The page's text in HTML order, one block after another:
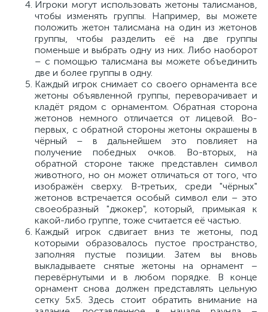
Игроки могут использовать жетоны талисманов,
чтобы изменять группы. Например, вы можете
положить жетон талисмана на один из жетонов
группы, чтобы разделить её на две группы
поменьше и выбрать одну из них. Либо наоборот
– с помощью талисмана вы можете объединить
две и более группы в одну.
Каждый игрок снимает со своего орнамента все
жетоны объявленной группы, переворачивает и
кладёт рядом с орнаментом. Обратная сторона
жетонов немного отличается от лицевой. Во-
первых, с обратной стороны жетоны окрашены в
чёрный – в дальнейшем это повлияет на
получение победных очков. Во-вторых, на
обратной стороне также представлен символ
животного, но он может отличаться от того, что
изображён сверху. В-третьих, среди "чёрных"
жетонов встречается особый символ ели – это
своеобразный "джокер", который, примыкая к
какой-либо группе, тоже считается её частью.
Каждый игрок сдвигает вниз те жетоны, под
которыми образовалось пустое пространство,
заполняя пустые позиции. Затем вы вновь
выкладываете снятые жетоны на орнамент –
перевёрнутыми и в любом порядке. В конце
орнамент снова должен представлять цельную
сетку 5х5. Здесь стоит обратить внимание на